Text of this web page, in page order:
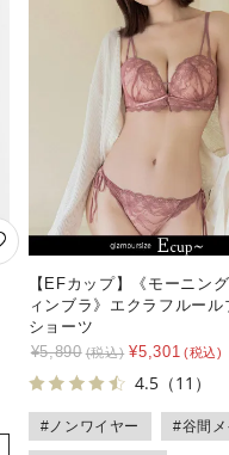
【EFカップ】《モーニン
ィンブラ》エクラフルール
ショーツ
¥5,890 ¥5,301
4.5（11）
#ノンワイヤー #谷間メ